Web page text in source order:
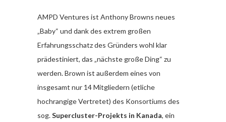
AMPD Ventures ist Anthony Browns neues
„Baby“ und dank des extrem großen
Erfahrungsschatz des Gründers wohl klar
prädestiniert, das „nächste große Ding“ zu
werden. Brown ist außerdem eines von
insgesamt nur 14 Mitgliedern (etliche
hochrangige Vertretet) des Konsortiums des
sog.Supercluster-Projekts in Kanada, ein